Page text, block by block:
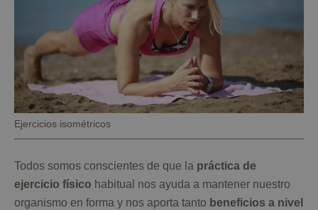
Pie
de
Ejercicios isométricos
Todos somos conscientes de que la práctica de
ejercicio físico habitual nos ayuda a mantener nuestro
organismo en forma y nos aporta tanto beneficios a nivel